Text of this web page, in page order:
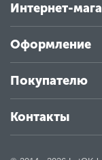
Интернет-
Оформление
Покупателю
Контакты